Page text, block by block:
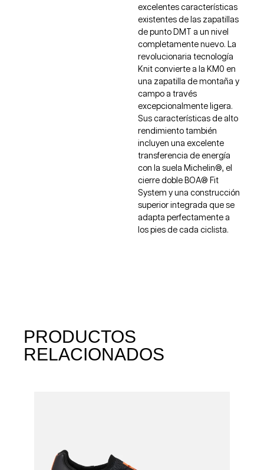
excelentes características
existentes de las zapatillas
de punto DMT a un nivel
completamente nuevo. La
revolucionaria tecnología
Knit convierte a la KM0 en
una zapatilla de montaña y
campo a través
excepcionalmente ligera.
Sus características de alto
rendimiento también
incluyen una excelente
transferencia de energía
con la suela Michelin®, el
cierre doble BOA® Fit
System y una construcción
superior integrada que se
adapta perfectamente a
los pies de cada ciclista.
PRODUCTOS
RELACIONADOS